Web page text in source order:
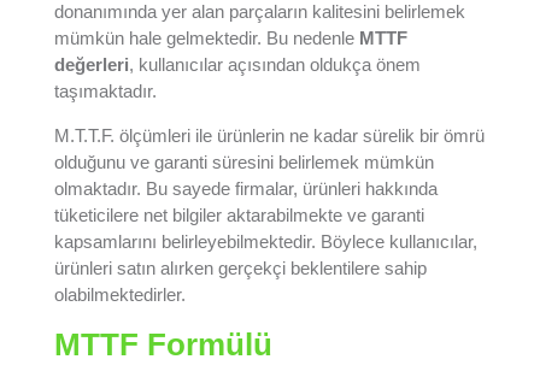
donanımında yer alan parçaların kalitesini belirlemek
mümkün hale gelmektedir. Bu nedenle MTTF
değerleri, kullanıcılar açısından oldukça önem
taşımaktadır.
M.T.T.F. ölçümleri ile ürünlerin ne kadar sürelik bir ömrü
olduğunu ve garanti süresini belirlemek mümkün
olmaktadır. Bu sayede firmalar, ürünleri hakkında
tüketicilere net bilgiler aktarabilmekte ve garanti
kapsamlarını belirleyebilmektedir. Böylece kullanıcılar,
ürünleri satın alırken gerçekçi beklentilere sahip
olabilmektedirler.
MTTF Formülü